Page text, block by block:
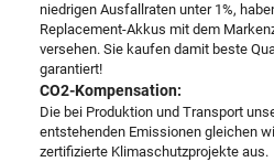
niedrigen Ausfallraten unter 1%,
Replacement-Akkus mit dem
versehen. Sie kaufen damit beste
garantiert!
CO2-Kompensation:
Die bei Produktion und Transport
entstehenden Emissionen gleichen
zertifizierte Klimaschutzprojekte aus.